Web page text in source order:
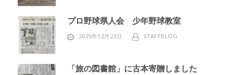
プロ野球県人会 少年野球教室
2025年12月23日 STAFFBLOG
「旅の図書館」に古本寄贈しました